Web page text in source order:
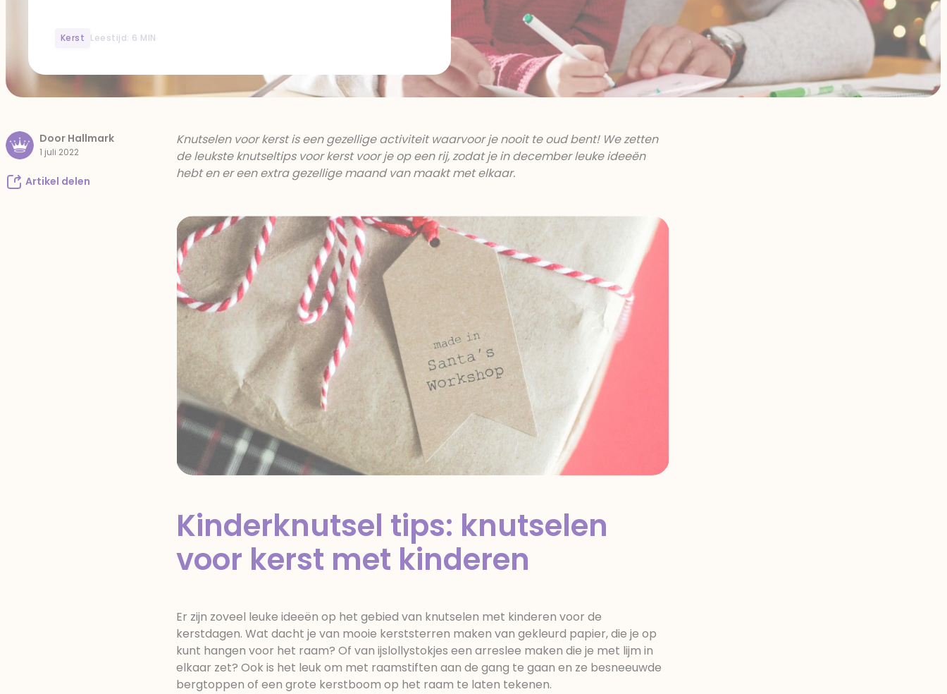
Kerst Leestijd: 6 MIN
Door Hallmark
1 juli 2022
Artikel delen
Knutselen voor kerst is een gezellige activiteit waarvoor je nooit te oud bent! We zetten
de leukste knutseltips voor kerst voor je op een rij, zodat je in december leuke ideeën
hebt en er een extra gezellige maand van maakt met elkaar.
Kinderknutsel tips: knutselen
voor kerst met kinderen
Er zijn zoveel leuke ideeën op het gebied van knutselen met kinderen voor de
kerstdagen. Wat dacht je van mooie kerststerren maken van gekleurd papier, die je op
kunt hangen voor het raam? Of van ijslollystokjes een arreslee maken die je met lijm in
elkaar zet? Ook is het leuk om met raamstiften aan de gang te gaan en ze besneeuwde
bergtoppen of een grote kerstboom op het raam te laten tekenen.